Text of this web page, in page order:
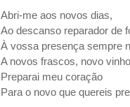
Abri-me aos novos dias,
Ao descanso reparador de
À vossa presença sempre
A novos frascos, novo
Preparai meu coração
Para o novo que quereis